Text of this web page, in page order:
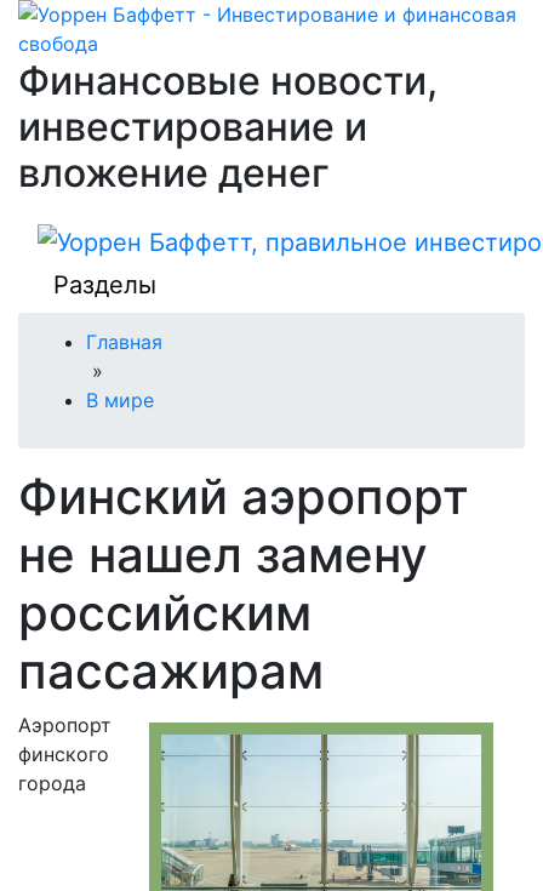
Финансовые новости,
инвестирование и
вложение денег
Разделы
Главная
»
В мире
Финский аэропорт
не нашел замену
российским
пассажирам
Аэропорт
финского
города